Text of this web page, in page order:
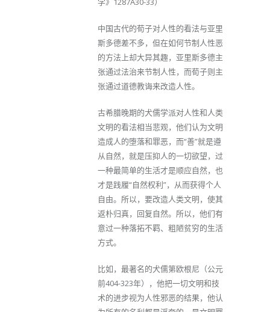
中国古代的荀子对人性的看法与亚里
斯多德差不多，但在如何节制人性恶
的方法上却大异其趣，亚里斯多德主
张通过法治来节制人性，而荀子则主
张通过道德教诲来改造人性。
古希腊晚期的犬儒学派对人性和人类
文明的看法相当悲观，他们认为文明
造成人的堕落和罪恶，而“善”就是遵
从自然，就是压抑人的一切欲望，过
一种最简单的生活才是顺应自然，也
才是践履“自然权利”，从而获得个人
自由。所以，要改造人类文明，使其
返朴归真，回复自然。所以，他们有
意过一种落拓不羁、粗陋贫穷的生活
方式。
比如，最著名的犬儒第欧根尼（公元
前404-323年），他把一切文明和技
术的进步视为人性邪恶的结果，他认